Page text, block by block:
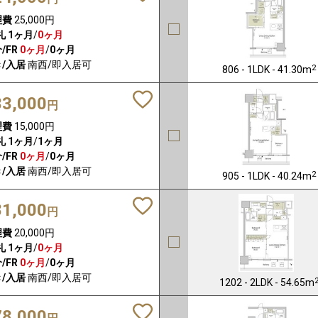
費25,000円
1ヶ月/0ヶ月
FR 0ヶ月/0ヶ月
/入居南西/即入居可 806 - 1LDK - 41.30m2
円
費15,000円
1ヶ月/1ヶ月
FR 0ヶ月/0ヶ月
/入居南西/即入居可 905 - 1LDK - 40.24m2
円
費20,000円
1ヶ月/0ヶ月
FR 0ヶ月/0ヶ月
/入居南西/即入居可 1202 - 2LDK - 54.65m